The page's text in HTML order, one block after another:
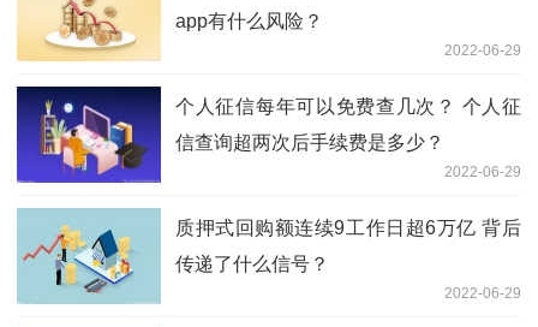
app有什么风险？
2022-06-29
个人征信每年可以免费查几次？ 个人征
信查询超两次后手续费是多少？
2022-06-29
质押式回购额连续9工作日超6万亿 背后
传递了什么信号？
2022-06-29